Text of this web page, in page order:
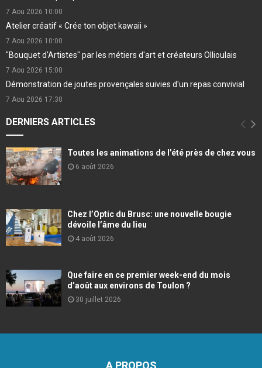
7 Aou 2026 10:00
Atelier créatif « Crée ton objet kawaii »
7 Aou 2026 10:00
"Bouquet d'Artistes" par les métiers d'art et créateurs Ollioulais
7 Aou 2026 15:00
Démonstration de joutes provençales suivies d'un repas convivial
7 Aou 2026 17:30
DERNIERS ARTICLES
Toutes les animations de l’été près de chez vous
6 août 2026
Chez l’Optic du Brusc: une nouvelle bougie
dévoile l’âme du lieu
4 août 2026
Que faire en ce premier week-end du mois
d’août aux environs de Toulon ?
30 juillet 2026